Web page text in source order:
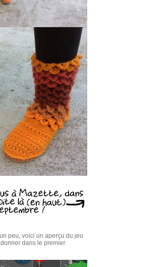
peu, voici un aperçu du jeu
dans le premier